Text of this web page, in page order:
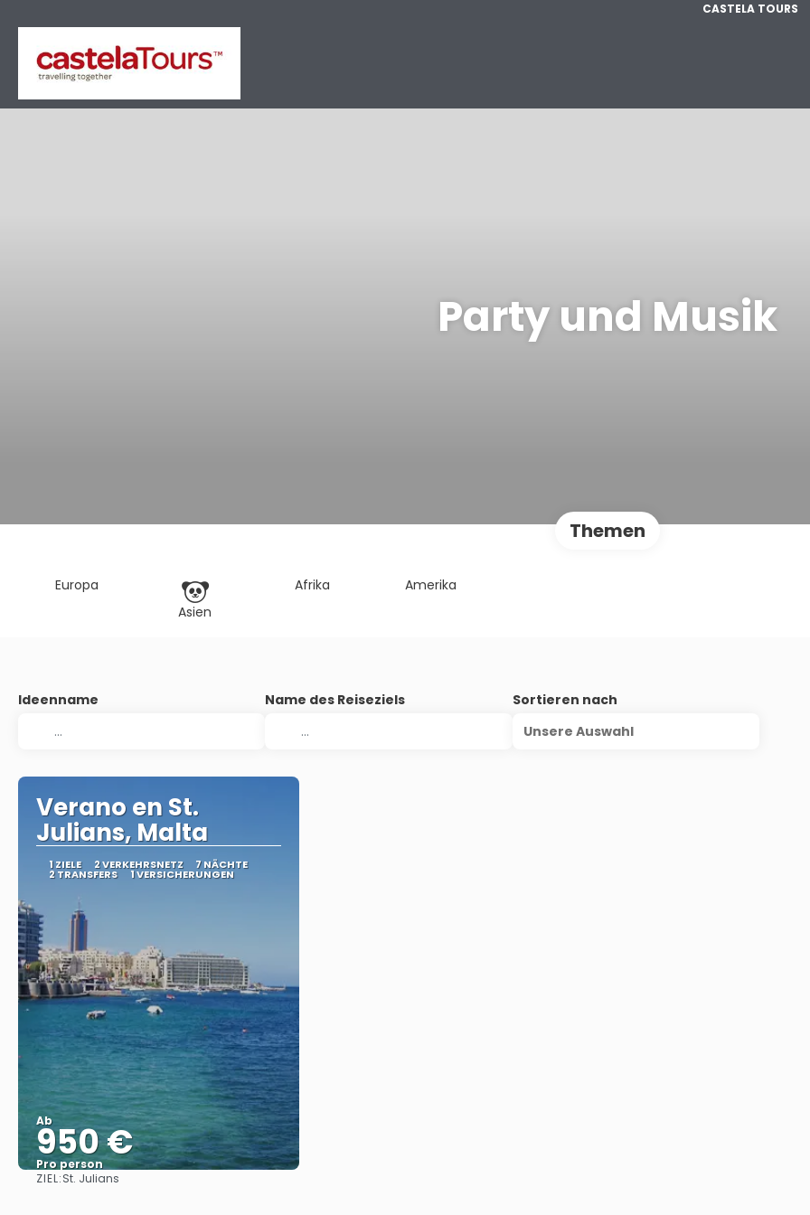
CASTELA TOURS
Party und Musik
Themen
Europa
Asien
Afrika Amerika
Ideenname Name des Reiseziels
Sortieren nach
Unsere Auswahl
Verano en St.
Julians, Malta
1 ZIELE 2 VERKEHRSNETZ 7 NÄCHTE
2 TRANSFERS 1 VERSICHERUNGEN
Ab
950 €
Pro person
ZIEL:St. Julians